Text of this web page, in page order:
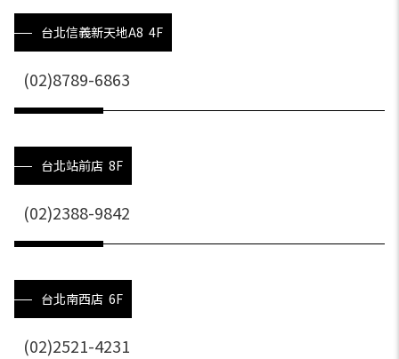
台北信義新天地A8 4F
(02)8789-6863
台北站前店 8F
(02)2388-9842
台北南西店 6F
(02)2521-4231